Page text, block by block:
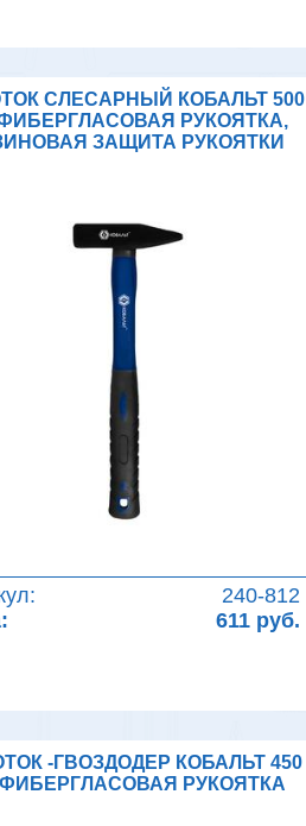
СЛЕСАРНЫЙ КОБАЛЬТ 500
ФИБЕРГЛАСОВАЯ РУКОЯТКА,
ЗАЩИТА РУКОЯТКИ
240-812
611 руб.
-ГВОЗДОДЕР КОБАЛЬТ 450
ФИБЕРГЛАСОВАЯ РУКОЯТКА